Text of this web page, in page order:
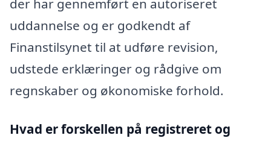
der har gennemført en autoriseret
uddannelse og er godkendt af
Finanstilsynet til at udføre revision,
udstede erklæringer og rådgive om
regnskaber og økonomiske forhold.
Hvad er forskellen på registreret og